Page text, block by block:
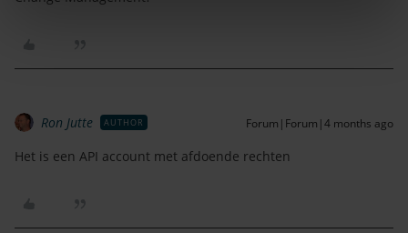
Ron Jutte AUTHOR Forum|Forum|4 months ago
Het is een API account met afdoende rechten